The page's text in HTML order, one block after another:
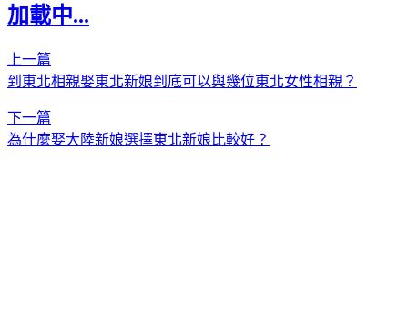
加載中...
上一篇
到東北相親娶東北新娘到底可以與幾位東北女性相親？
下一篇
為什麼娶大陸新娘選擇東北新娘比較好？